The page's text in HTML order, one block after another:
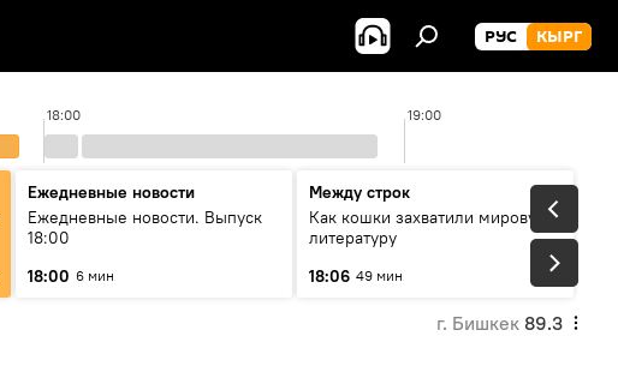
РУС КЫРГ
18:00 19:00
Ежедневные новости
Ежедневные новости. Выпуск
18:00
18:00 6 мин
Между строк
Как кошки захватили мировую
литературу
18:06 49 мин
г. Бишкек 89.3